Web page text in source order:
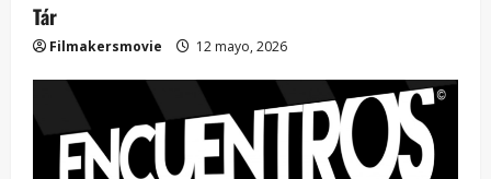
Tár
Filmakersmovie 12 mayo, 2026